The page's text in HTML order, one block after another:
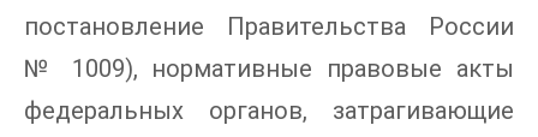
постановление Правительства России
№ 1009), нормативные правовые акты
федеральных органов, затрагивающие